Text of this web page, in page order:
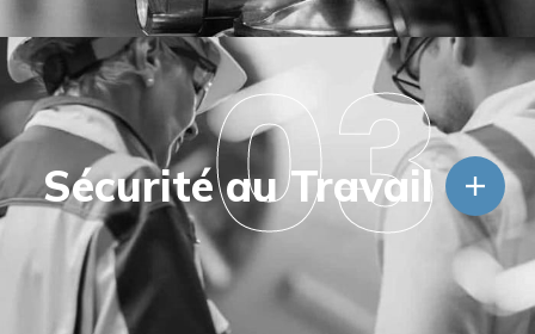
03
Sécurité au Travail